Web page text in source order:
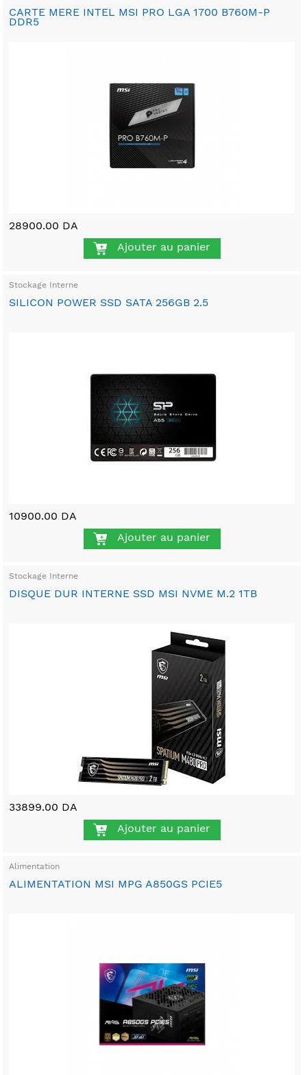
CARTE MERE INTEL MSI PRO LGA 1700 B760M-P
DDR5
28900.00 DA
Ajouter au panier
Stockage Interne
SILICON POWER SSD SATA 256GB 2.5
10900.00 DA
Ajouter au panier
Stockage Interne
DISQUE DUR INTERNE SSD MSI NVME M.2 1TB
33899.00 DA
Ajouter au panier
Alimentation
ALIMENTATION MSI MPG A850GS PCIE5